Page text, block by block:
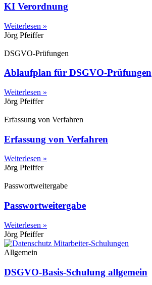
KI Verordnung
Weiterlesen »
Jörg Pfeiffer
DSGVO-Prüfungen
Ablaufplan für DSGVO-Prüfungen
Weiterlesen »
Jörg Pfeiffer
Erfassung von Verfahren
Erfassung von Verfahren
Weiterlesen »
Jörg Pfeiffer
Passwortweitergabe
Passwortweitergabe
Weiterlesen »
Jörg Pfeiffer
Allgemein
DSGVO-Basis-Schulung allgemein